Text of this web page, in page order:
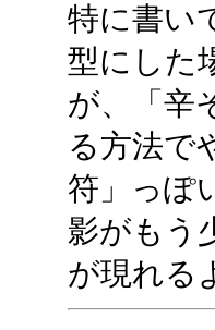
特に書い
型にした
が、「辛
る方法で
符」っぽ
影がもう
が現れる